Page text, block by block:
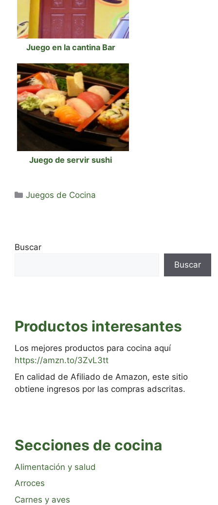
Juego en la cantina Bar
Juego de servir sushi
Categorías
Juegos de Cocina
Buscar
Buscar
Productos interesantes
Los mejores productos para cocina aquí
https://amzn.to/3ZvL3tt
En calidad de Afiliado de Amazon, este sitio
obtiene ingresos por las compras adscritas.
Secciones de cocina
Alimentación y salud
Arroces
Carnes y aves